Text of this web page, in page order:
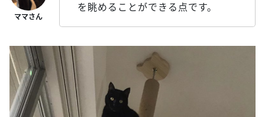
を眺めることができる点です。